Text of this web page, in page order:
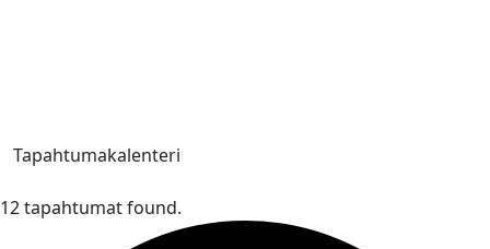
Tapahtumakalenteri
12 tapahtumat found.